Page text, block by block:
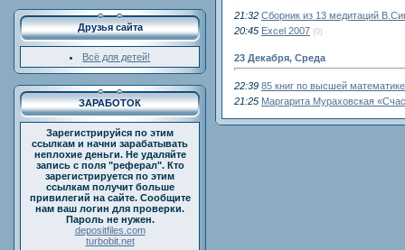
Друзья сайта
Всё для детей!
ЗАРАБОТОК
Зарегистрируйся по этим
ссылкам и начни зарабатывать
неплохие деньги. Не удаляйте
запись с поля "реферал". Кто
зарегистрируется по этим
ссылкам получит больше
привилегий на сайте. Сообщите
нам ваш логин для проверки.
Пароль не нужен.
depositfiles.com
turbobit.net
21:32 Сборник из 13 медитаций
20:45 Excel 2007 (0)
23 Декабря, Среда
22:39 85 книг по высшей математике
21:25 Маргарита Мураховская